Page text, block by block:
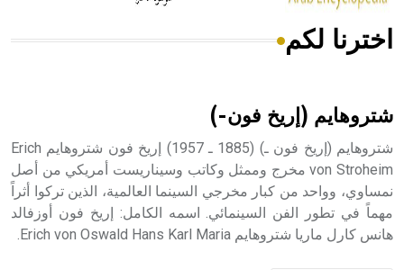
هل تعلم أن الأبسيد كلمة فرنسية اللفظ تم اعتمادها مصطلحاً
- هل تعلم أن أبجر Abgar اسم معروف جيداً يعود إلى عدد من
الملوك الذين حكموا مدينة إديسا (الرها) من أبجر الأول وحتى
التاسع، وهم ينتسبون إلى أسرة أوسروين
اخترنا لكم
شتروهايم (إريخ فون-)
شتروهايم (إريخ فون ـ) (1885 ـ 1957) إريخ فون شتروهايم Erich
von Stroheim مخرج وممثل وكاتب وسيناريست أمريكي من أصل
نمساوي، وواحد من كبار مخرجي السينما العالمية، الذين تركوا أثراً
مهماً في تطور الفن السينمائي. اسمه الكامل: إريخ فون أوزفالد
هانس كارل ماريا شتروهايم Erich von Oswald Hans Karl Maria.